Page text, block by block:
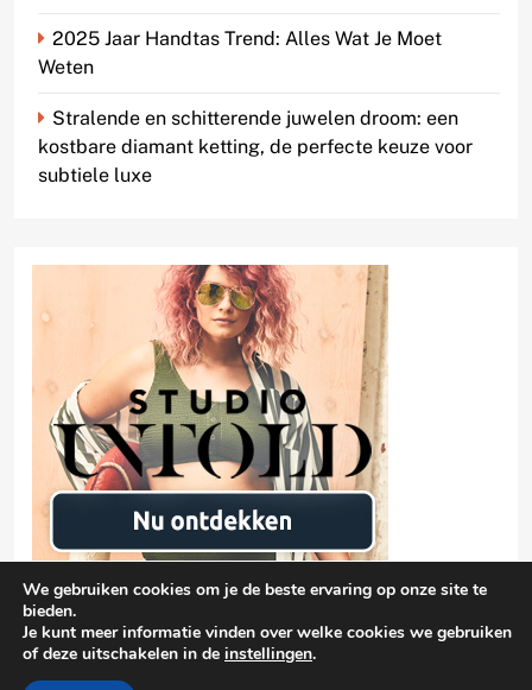
2025 Jaar Handtas Trend: Alles Wat Je Moet
Weten
Stralende en schitterende juwelen droom: een
kostbare diamant ketting, de perfecte keuze voor
subtiele luxe
damen-mode.net 2026 |
We gebruiken cookies om je de beste ervaring op onze site te
bieden.
Je kunt meer informatie vinden over welke cookies we gebruiken
of deze uitschakelen in de instellingen.